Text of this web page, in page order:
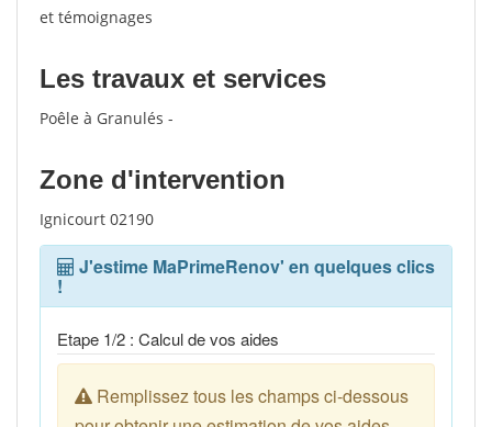
et témoignages
Les travaux et services
Poêle à Granulés -
Zone d'intervention
Ignicourt 02190